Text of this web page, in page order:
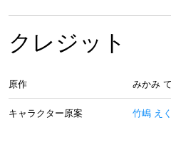
クレジット
原作 みかみ
キャラクター原案 竹嶋 えく